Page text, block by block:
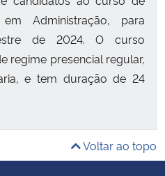
Administração, para
de 2024. O curso
regime presencial regular,
e tem duração de 24
Voltar ao topo